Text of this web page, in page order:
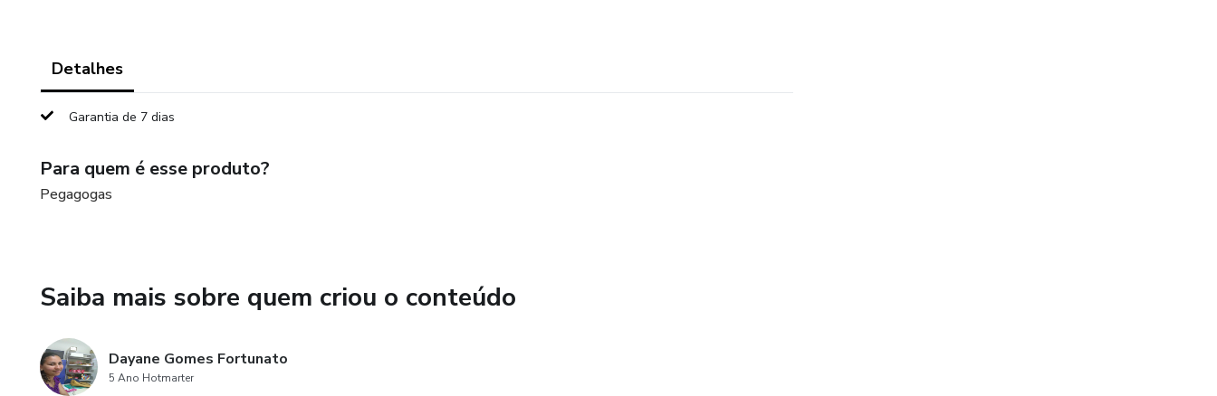
Detalhes
Garantia de 7 dias
Para quem é esse produto?
Pegagogas
Saiba mais sobre quem criou o conteúdo
Dayane Gomes Fortunato
5 Ano Hotmarter